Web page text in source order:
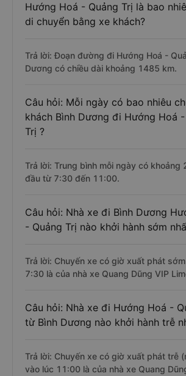
Hướng Hoá - Quảng Trị là bao
di chuyển bằng xe khách?
Trả lời: Đoạn đường đi Hướng Hoá -
Dương có chiều dài khoảng 1485 km.
Câu hỏi: Mỗi ngày có bao nhiêu
khách Bình Dương đi Hướng Hoá -
Trị ?
Trả lời: Trung bình mỗi ngày có khoảng
đầu từ 7:30 đến 11:00.
Câu hỏi: Nhà xe đi Bình Dương
- Quảng Trị nào khởi hành sớm
Trả lời: Chuyến xe có giờ xuất phát
7:30 là của nhà xe Quang Dũng VIP
Câu hỏi: Nhà xe đi Hướng Hoá -
từ Bình Dương nào khởi hành trễ
Trả lời: Chuyến xe có giờ xuất phát trễ
vào lúc 11:00 là của nhà xe Quang